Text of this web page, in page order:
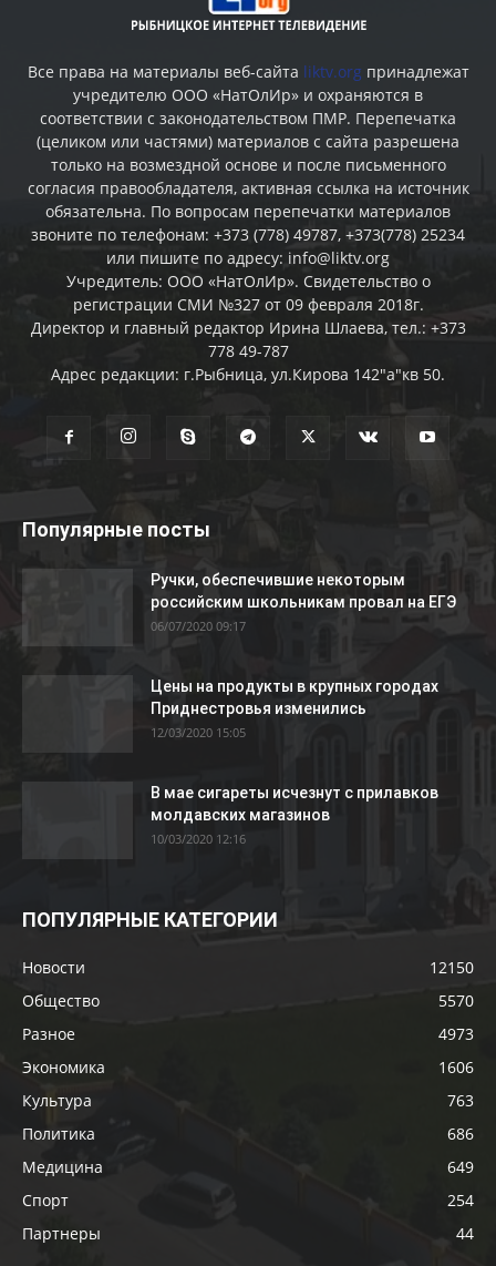
Все права на материалы веб-сайта liktv.org принадлежат
учредителю ООО «НатОлИр» и охраняются в
соответствии с законодательством ПМР. Перепечатка
(целиком или частями) материалов c сайта разрешена
только на возмездной основе и после письменного
согласия правообладателя, активная ссылка на источник
обязательна. По вопросам перепечатки материалов
звоните по телефонам: +373 (778) 49787, +373(778) 25234
или пишите по адресу: info@liktv.org
Учредитель: ООО «НатОлИр». Свидетельство о
регистрации СМИ №327 от 09 февраля 2018г.
Директор и главный редактор Ирина Шлаева, тел.: +373
778 49-787
Адрес редакции: г.Рыбница, ул.Кирова 142"а"кв 50.
Популярные посты
Ручки, обеспечившие некоторым
российским школьникам провал на ЕГЭ
06/07/2020 09:17
Цены на продукты в крупных городах
Приднестровья изменились
12/03/2020 15:05
В мае сигареты исчезнут с прилавков
молдавских магазинов
10/03/2020 12:16
ПОПУЛЯРНЫЕ КАТЕГОРИИ
Новости
12150
Общество
5570
Разное
4973
Экономика
1606
Культура
763
Политика
686
Медицина
649
Спорт
254
Партнеры
44